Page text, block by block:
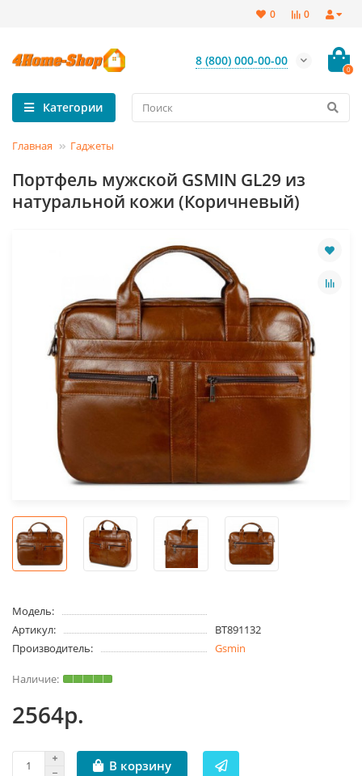
0
0
8 (800) 000-00-00
0
Категории
Главная Гаджеты
Портфель мужской GSMIN GL29 из
натуральной кожи (Коричневый)
Модель:
Артикул:
BT891132
Производитель:
Gsmin
2564р.
В корзину